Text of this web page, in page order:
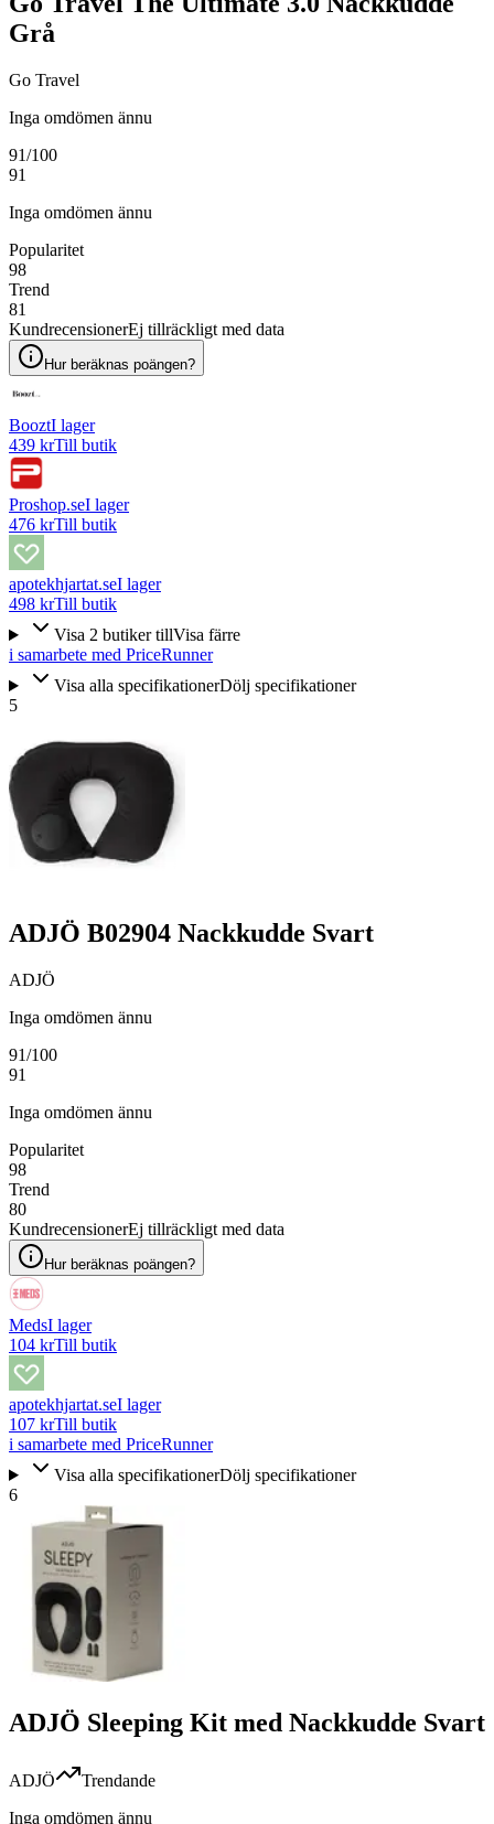
Grå
Go Travel
Inga omdömen ännu
91/100
91
Inga omdömen ännu
Popularitet
98
Trend
81
KundrecensionerEj tillräckligt med data
Hur beräknas poängen?
BooztI lager
439 krTill butik
Proshop.seI lager
476 krTill butik
apotekhjartat.seI lager
498 krTill butik
Visa 2 butiker tillVisa färre
i samarbete med PriceRunner
Visa alla specifikationerDölj specifikationer
5
ADJÖ B02904 Nackkudde Svart
ADJÖ
Inga omdömen ännu
91/100
91
Inga omdömen ännu
Popularitet
98
Trend
80
KundrecensionerEj tillräckligt med data
Hur beräknas poängen?
MedsI lager
104 krTill butik
apotekhjartat.seI lager
107 krTill butik
i samarbete med PriceRunner
Visa alla specifikationerDölj specifikationer
6
ADJÖ Sleeping Kit med Nackkudde Svart
ADJÖ
Trendande
Inga omdömen ännu